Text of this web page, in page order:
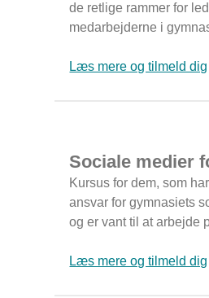
de retlige rammer for
medarbejderne i
Læs mere og tilmeld dig
Sociale medier
Kursus for dem, som
ansvar for gymnasiets
og er vant til at arbejde
Læs mere og tilmeld dig